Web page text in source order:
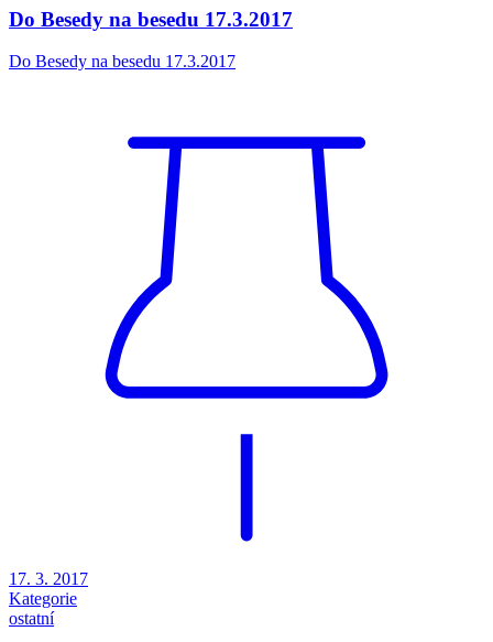
Do Besedy na besedu 17.3.2017
Do Besedy na besedu 17.3.2017
17. 3. 2017
Kategorie
ostatní